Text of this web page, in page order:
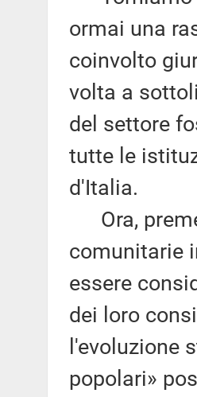
ormai una
coinvolto
volta a
del settore
tutte le
d'Italia.
Ora,
comunitarie
essere
dei loro
l'evoluzione
popolari»